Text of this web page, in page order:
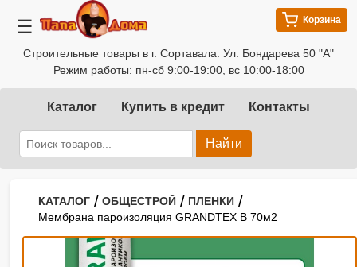
☰
Строительные товары в г. Сортавала. Ул. Бондарева 50 "А"
Режим работы: пн-сб 9:00-19:00, вс 10:00-18:00
Корзина
Каталог Купить в кредит Контакты
Найти
КАТАЛОГ / ОБЩЕСТРОЙ / ПЛЕНКИ /
Мембрана пароизоляция GRANDTEX B 70м2